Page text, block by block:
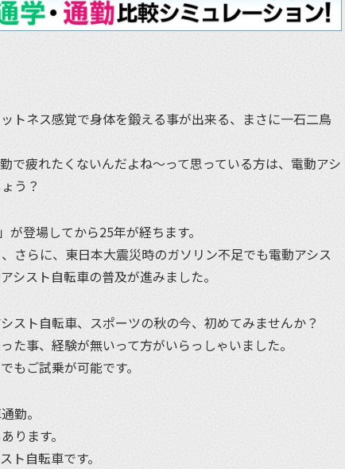
トネス感覚で身体を鍛える事が出来る、まさに一石二鳥
で疲れたくないんだよね〜って思っている方は、電動アシ
う？
登場してから25年が経ちます。
さらに、東日本大震災時のガソリン不足でも電動アシス
シスト自転車の普及が進みました。
スト自転車、スポーツの秋の今、初めてみませんか？
た事、経験が無いって方がいらっしゃいました。
もご試乗が可能です。
勤。
ります。
ト自転車です。